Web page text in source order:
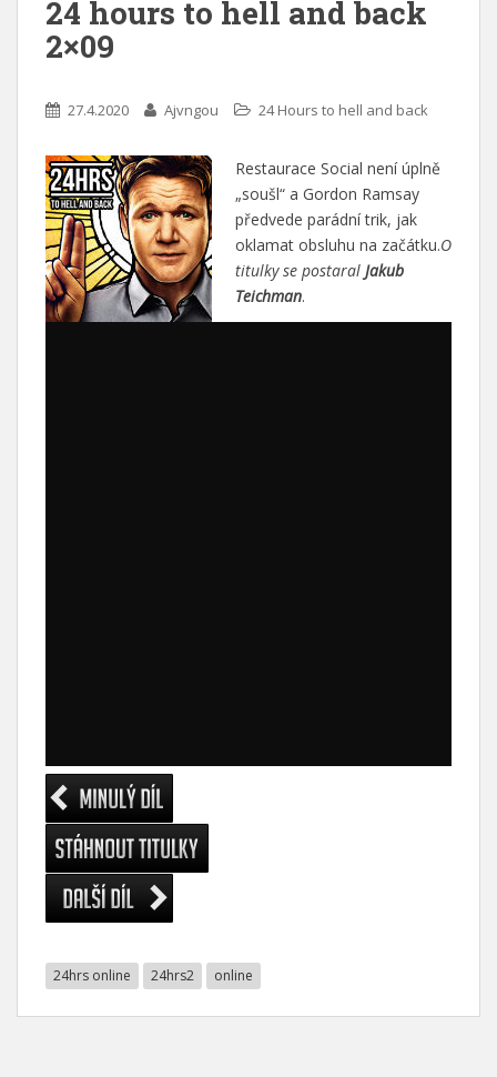
24 hours to hell and back
2×09
27.4.2020 Ajvngou 24 Hours to hell and back
Restaurace Social není úplně
„soušl“ a Gordon Ramsay
předvede parádní trik, jak
oklamat obsluhu na začátku.O
titulky se postaral Jakub
Teichman.
24hrs online 24hrs2 online